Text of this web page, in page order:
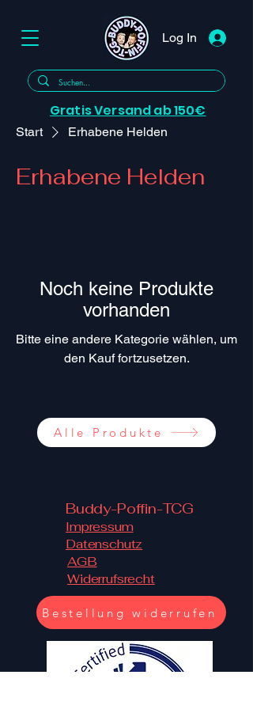
Log In
Gratis Versand ab 150€
Start Erhabene Helden
Erhabene Helden
Noch keine Produkte
vorhanden
Bitte eine andere Kategorie wählen, um
den Kauf fortzusetzen.
Alle Produkte
Buddy-Poffin-TCG
Impressum
Datenschutz
AGB
Widerrufsrecht
Bestellung widerrufen